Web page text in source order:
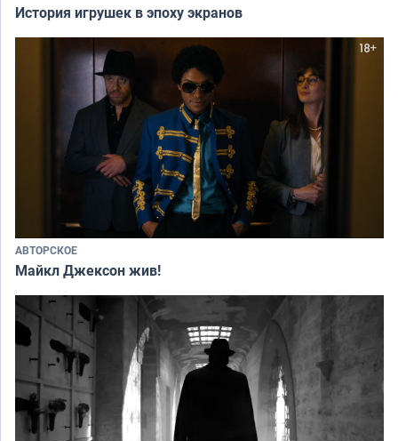
История игрушек в эпоху экранов
АВТОРСКОЕ
Майкл Джексон жив!